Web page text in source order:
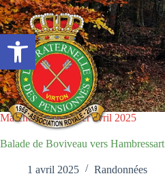
Ouvrir la barre d’outils
Passer
au
contenu
Marche du mardi 1er avril 2025
Balade de Boviveau vers Hambressart
1 avril 2025 Randonnées